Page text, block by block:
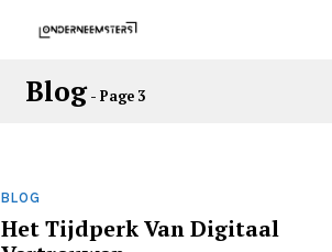
Blog - Page 3
BLOG
Het Tijdperk Van Digitaal